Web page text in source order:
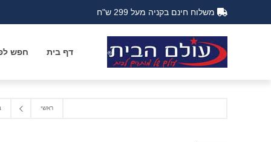
משלוח חינם בקניה מעל 299 ש"ח
דף בית חפש
ראשי